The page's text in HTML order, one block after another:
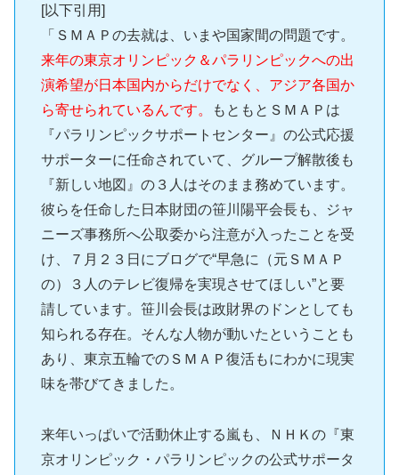
[以下引用]
「ＳＭＡＰの去就は、いまや国家間の問題です。
来年の東京オリンピック＆パラリンピックへの出
演希望が日本国内からだけでなく、アジア各国か
ら寄せられているんです。
もともとＳＭＡＰは
『パラリンピックサポートセンター』の公式応援
サポーターに任命されていて、グループ解散後も
『新しい地図』の３人はそのまま務めています。
彼らを任命した日本財団の笹川陽平会長も、ジャ
ニーズ事務所へ公取委から注意が入ったことを受
け、７月２３日にブログで“早急に（元ＳＭＡＰ
の）３人のテレビ復帰を実現させてほしい”と要
請しています。笹川会長は政財界のドンとしても
知られる存在。そんな人物が動いたということも
あり、東京五輪でのＳＭＡＰ復活もにわかに現実
味を帯びてきました。
来年いっぱいで活動休止する嵐も、ＮＨＫの『東
京オリンピック・パラリンピックの公式サポータ